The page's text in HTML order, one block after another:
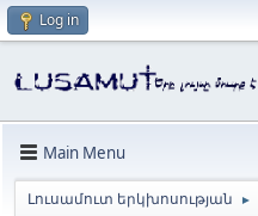
Log in
Main Menu
Լուսամուտ երկխոսության ►